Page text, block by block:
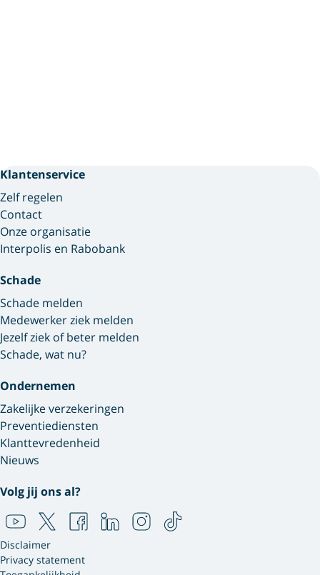
Klantenservice
Zelf regelen
Contact
Onze organisatie
Interpolis en Rabobank
Schade
Schade melden
Medewerker ziek melden
Jezelf ziek of beter melden
Schade, wat nu?
Ondernemen
Zakelijke verzekeringen
Preventiediensten
Klanttevredenheid
Nieuws
Volg jij ons al?
Disclaimer
Privacy statement